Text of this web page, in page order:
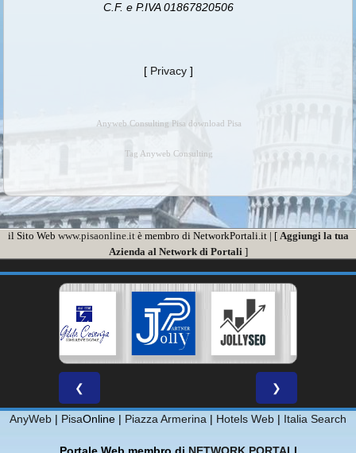
C.F. e P.IVA 01867820506
[ Privacy ]
Anyweb Consulting Pisa download Pisa
Tag Anyweb Consulting
il Sito Web www.pisaonline.itè membro di NetworkPortali.it | [ Aggiungi la tua
Azienda al Network di Portali]
❮ ❯
AnyWeb | PisaOnline | Piazza Armerina | Hotels Web | Italia Search